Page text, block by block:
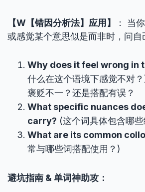
【W【错因分析法】应用】
： 当
或感觉某个意思似是而非时，问自
Why does it feel wrong in
什么在这个语境下感觉不对
褒贬不一？还是搭配有误？
What specific nuances
carry? (这个词具体包含哪
What are its common
常与哪些词搭配使用？)
避坑指南 & 单词神助攻：